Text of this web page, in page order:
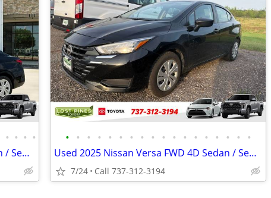
• • • •
Used 2025 Nissan Versa FWD 4D Sedan / Sedan 1.6 S
• • • • • • • • • • • • • • • • • •
Used 2025 Nissan Versa FWD 4D Sedan / Sedan 1.6 S
7/24 Call 737-312-3194